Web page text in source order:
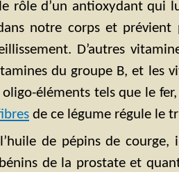
rôle d’un antioxydant qui
notre corps et prévient
D’autres
du groupe B, et les
éléments tels que le
de ce légume régule le
de pépins de courge,
de la prostate et